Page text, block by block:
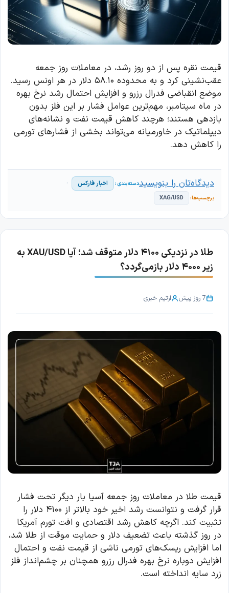
قیمت نقره پس از دو روز رشد، در معاملات روز جمعه
عقب‌نشینی کرد و به محدوده ۵۸.۱۰ دلار در هر اونس رسید.
موضع انقباضی فدرال رزرو و افزایش احتمال رشد نرخ بهره
در ماه سپتامبر، مهم‌ترین عوامل فشار بر این فلز بدون
بازدهی هستند؛ هرچند کاهش قیمت نفت و نشانه‌های
دیپلماتیک در خاورمیانه می‌تواند بخشی از فشارهای تورمی
را کاهش دهد.
اخبار فارکس
XAG/USD
دیدگاه‌تان را بنویسید
طلا در نزدیکی ۴۱۰۰ دلار متوقف شد؛ آیا XAU/USD به
زیر ۴۰۰۰ دلار بازمی‌گردد؟
7 روز پیش ازتیم خبری
قیمت طلا در معاملات روز جمعه آسیا بار دیگر تحت فشار
قرار گرفت و نتوانست رشد اخیر خود بالاتر از ۴۱۰۰ دلار را
تثبیت کند. اگرچه کاهش رشد اقتصادی و افت تورم آمریکا
در روز گذشته باعث تضعیف دلار و حمایت موقت از طلا شد،
اما افزایش ریسک‌های تورمی ناشی از قیمت نفت و احتمال
افزایش دوباره نرخ بهره فدرال رزرو همچنان بر چشم‌انداز فلز
زرد سایه انداخته است.